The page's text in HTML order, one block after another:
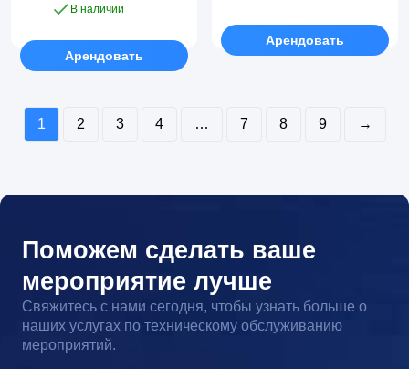
В наличии
Арендовать
Арендовать
1 2 3 4 … 7 8 9 →
Поможем сделать ваше
мероприятие лучше
Свяжитесь с нами сегодня, чтобы узнать больше о
наших услугах по техническому обслуживанию
мероприятий.